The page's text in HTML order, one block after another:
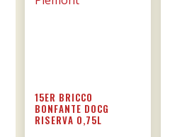
15ER BRICCO
BONFANTE DOCG
RISERVA 0,75L